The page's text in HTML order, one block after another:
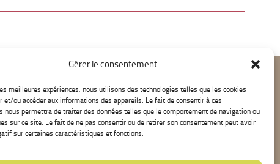
Gérer le consentement
meilleures expériences, nous utilisons des technologies telles que les cookies
et/ou accéder aux informations des appareils. Le fait de consentir à ces
nous permettra de traiter des données telles que le comportement de navigation ou
sur ce site. Le fait de ne pas consentir ou de retirer son consentement peut avoir
sur certaines caractéristiques et fonctions.